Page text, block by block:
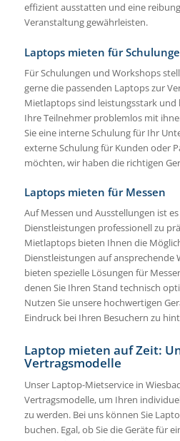
effizient ausstatten und eine
Veranstaltung gewährleisten.
Laptops mieten für
Für Schulungen und Workshops
gerne die passenden Laptops zur
Mietlaptops sind leistungsstark
Ihre Teilnehmer problemlos mit
Sie eine interne Schulung für Ihr
externe Schulung für Kunden oder
möchten, wir haben die richtigen
Laptops mieten für Messen
Auf Messen und Ausstellungen ist
Dienstleistungen professionell zu
Mietlaptops bieten Ihnen die
Dienstleistungen auf ansprechende
bieten spezielle Lösungen für
denen Sie Ihren Stand technisch
Nutzen Sie unsere hochwertigen
Eindruck bei Ihren Besuchern zu
Laptop mieten auf Zeit:
Vertragsmodelle
Unser Laptop-Mietservice in
Vertragsmodelle, um Ihren
zu werden. Bei uns können Sie
buchen. Egal, ob Sie die Geräte für